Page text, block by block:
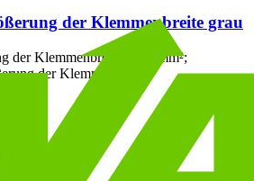
der Klemmenbreite grau
der Klemmenbreite; 2,50 mm²;
der Klemmenbreite